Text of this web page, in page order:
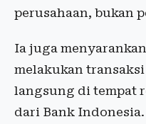
perusahaan, bukan
Ia juga
melakukan
langsung di tempat
dari Bank Indonesia.